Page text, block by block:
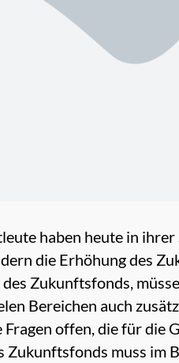
haben heute in
die Erhöhung des
Zukunftsfonds,
Bereichen auch
Fragen offen, die für die
Zukunftsfonds muss im